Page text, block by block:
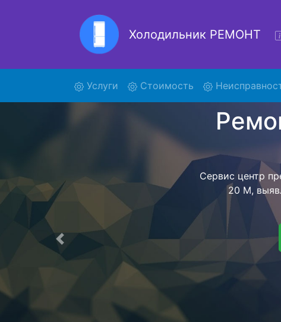
Холодильник РЕМОНТ
Услуги (current)Стоимость
Ремонт
поиски
RFI 20 M и
M
ожидать
сдается,
Перечень
Предыдущая